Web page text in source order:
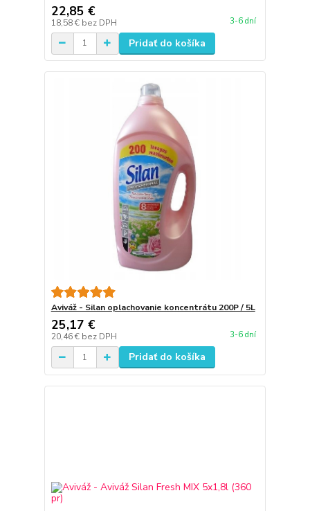
22,85 €
18,58 € bez DPH 3-6 dní
Pridať do košíka
Aviváž - Silan oplachovanie koncentrátu 200P / 5L
25,17 €
20,46 € bez DPH 3-6 dní
Pridať do košíka